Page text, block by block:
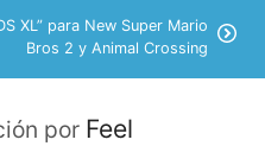
XL” para New Super Mario
Bros 2 y Animal Crossing
por Feel